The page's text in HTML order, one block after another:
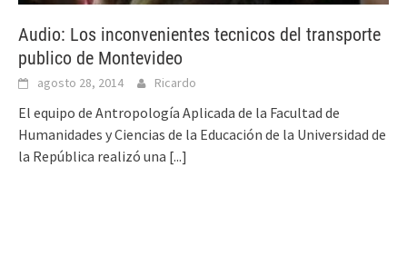
Audio: Los inconvenientes tecnicos del transporte
publico de Montevideo
agosto 28, 2014 Ricardo
El equipo de Antropología Aplicada de la Facultad de
Humanidades y Ciencias de la Educación de la Universidad de
la República realizó una [...]